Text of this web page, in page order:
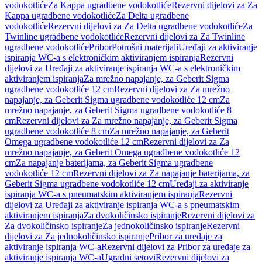
vodokotlićeZa Kappa ugradbene vodokotlićeRezervni dijelovi za Za
Kappa ugradbene vodokotlićeZa Delta ugradbene
vodokotlićeRezervni dijelovi za Za Delta ugradbene vodokotlićeZa
Twinline ugradbene vodokotlićeRezervni dijelovi za Za Twinline
ugradbene vodokotlićePriborPotrošni materijaliUređaji za aktiviranje
ispiranja WC-a s elektroničkim aktiviranjem ispiranjaRezervni
dijelovi za Uređaji za aktiviranje ispiranja WC-a s elektroničkim
aktiviranjem ispiranjaZa mrežno napajanje, za Geberit Sigma
ugradbene vodokotliće 12 cmRezervni dijelovi za Za mrežno
napajanje, za Geberit Sigma ugradbene vodokotliće 12 cmZa
mrežno napajanje, za Geberit Sigma ugradbene vodokotliće 8
cmRezervni dijelovi za Za mrežno napajanje, za Geberit Sigma
ugradbene vodokotliće 8 cmZa mrežno napajanje, za Geberit
Omega ugradbene vodokotliće 12 cmRezervni dijelovi za Za
mrežno napajanje, za Geberit Omega ugradbene vodokotliće 12
cmZa napajanje baterijama, za Geberit Sigma ugradbene
vodokotliće 12 cmRezervni dijelovi za Za napajanje baterijama, za
Geberit Sigma ugradbene vodokotliće 12 cmUređaji za aktiviranje
ispiranja WC-a s pneumatskim aktiviranjem ispiranjaRezervni
dijelovi za Uređaji za aktiviranje ispiranja WC-a s pneumatskim
aktiviranjem ispiranjaZa dvokoličinsko ispiranjeRezervni dijelovi za
Za dvokoličinsko ispiranjeZa jednokoličinsko ispiranjeRezervni
dijelovi za Za jednokoličinsko ispiranjePribor za uređaje za
aktiviranje ispiranja WC-aRezervni dijelovi za Pribor za uređaje za
aktiviranje ispiranja WC-aUgradni setoviRezervni dijelovi za